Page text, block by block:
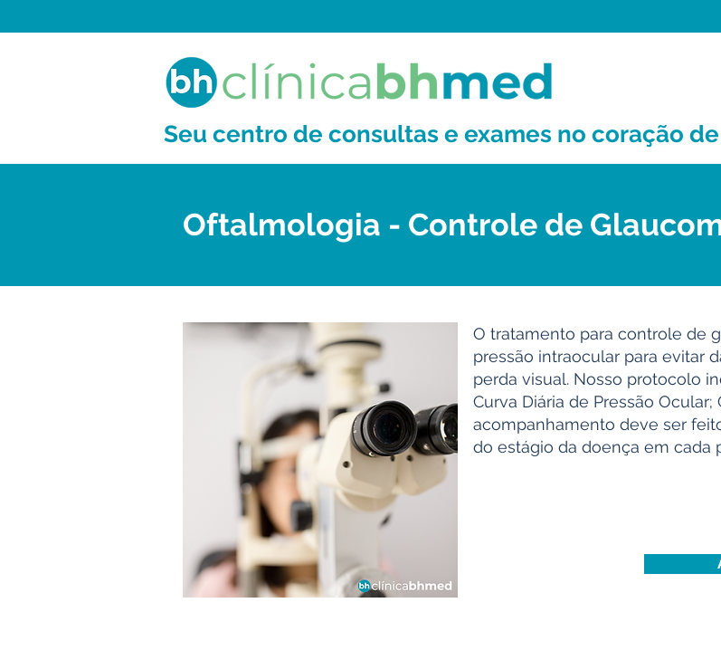
Seu centro de consultas e exames no coração de
Oftalmologia - Controle de
O tratamento para controle de
pressão intraocular para evitar
perda visual. Nosso protocolo
Curva Diária de Pressão
acompanhamento deve ser
do estágio da doença em cada